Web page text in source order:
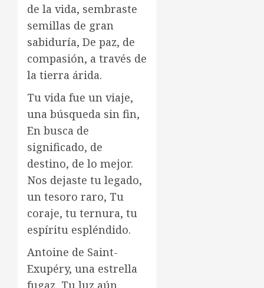
de la vida, sembraste
semillas de gran
sabiduría, De paz, de
compasión, a través de
la tierra árida.
Tu vida fue un viaje,
una búsqueda sin fin,
En busca de
significado, de
destino, de lo mejor.
Nos dejaste tu legado,
un tesoro raro, Tu
coraje, tu ternura, tu
espíritu espléndido.
Antoine de Saint-
Exupéry, una estrella
fugaz, Tu luz aún